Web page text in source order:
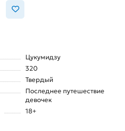
Цукумидзу
320
Твердый
Последнее путешествие
девочек
18+